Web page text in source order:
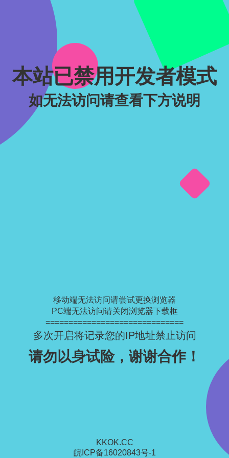
本站已禁用开发者模式
如无法访问请查看下方说明
移动端无法访问请尝试更换浏览器
PC端无法访问请关闭浏览器下载框
==============================
多次开启将记录您的IP地址禁止访问
请勿以身试险，谢谢合作！
KKOK.CC
皖ICP备16020843号-1